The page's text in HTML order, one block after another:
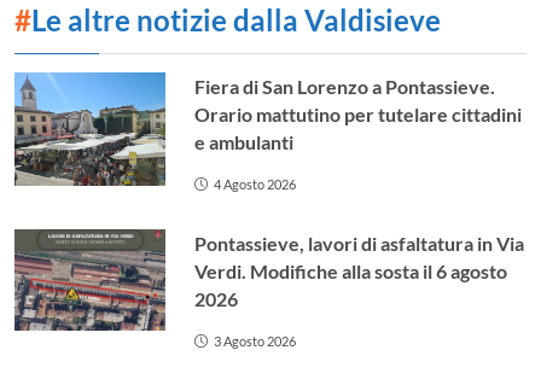
#Le altre notizie dalla Valdisieve
Fiera di San Lorenzo a Pontassieve.
Orario mattutino per tutelare cittadini
e ambulanti
4 Agosto 2026
Pontassieve, lavori di asfaltatura in Via
Verdi. Modifiche alla sosta il 6 agosto
2026
3 Agosto 2026